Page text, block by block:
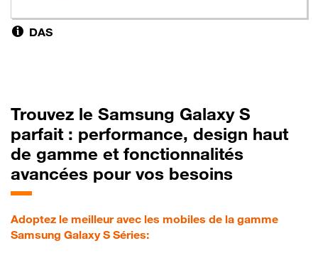
DAS
Trouvez le Samsung Galaxy S
parfait : performance, design haut
de gamme et fonctionnalités
avancées pour vos besoins
Adoptez le meilleur avec les mobiles de la gamme
Samsung Galaxy S Séries: